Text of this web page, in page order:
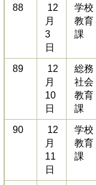
88
12
月
3
日
学校
教育
課
89
12
月
10
日
総務
社会
教育
課
90
12
月
11
日
学校
教育
課